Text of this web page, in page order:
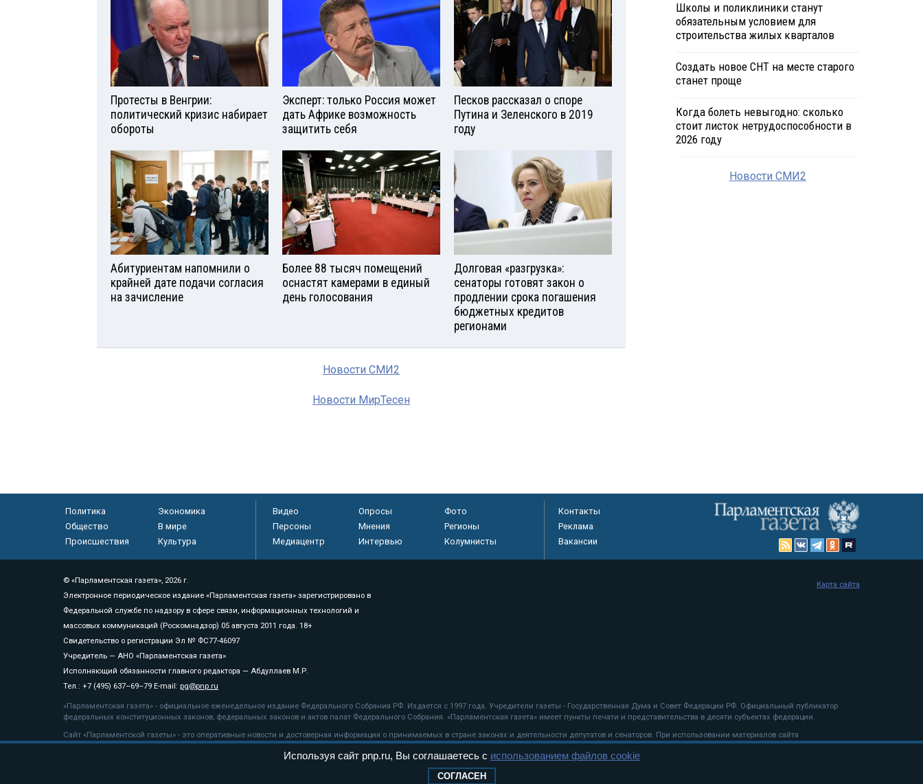
Протесты в Венгрии:
политический кризис набирает
обороты
Эксперт: только Россия может
дать Африке возможность
защитить себя
Песков рассказал о споре
Путина и Зеленского в 2019
году
Абитуриентам напомнили о
крайней дате подачи согласия
на зачисление
Более 88 тысяч помещений
оснастят камерами в единый
день голосования
Долговая «разгрузка»:
сенаторы готовят закон о
продлении срока погашения
бюджетных кредитов
регионами
Новости СМИ2
Новости МирТесен
Школы и поликлиники станут
обязательным условием для
строительства жилых кварталов
Создать новое СНТ на месте старого
станет проще
Когда болеть невыгодно: сколько
стоит листок нетрудоспособности в
2026 году
Новости СМИ2
Политика
Экономика
Общество
В мире
Происшествия
Культура
Видео Опросы
Фото
Персоны
Мнения
Регионы
Медиацентр
Интервью Колумнисты
Контакты
Реклама
Вакансии
© «Парламентская газета», 2026 г.
Электронное периодическое издание «Парламентская газета» зарегистрировано в
Федеральной службе по надзору в сфере связи, информационных технологий и
массовых коммуникаций (Роскомнадзор) 05 августа 2011 года. 18+
Свидетельство о регистрации Эл № ФС77-46097
Учредитель — АНО «Парламентская газета»
Исполняющий обязанности главного редактора — Абдуллаев М.Р.
Тел.: +7 (495) 637–69–79 E-mail: pg@pnp.ru
«Парламентская газета» - официальное еженедельное издание Федерального Собрания РФ. Издается с 1997 года. Учредители газеты - Государственная Дума и Совет Федерации РФ. Официальный публикатор
федеральных конституционных законов, федеральных законов и актов палат Федерального Собрания. «Парламентская газета» имеет пункты печати и представительства в десяти субъектах федерации.
Сайт «Парламентской газеты» - это оперативные новости и достоверная информация о принимаемых в стране законах и деятельности депутатов и сенаторов. При использовании материалов сайта
«Парламентской газеты» активная ссылка на pnp.ru обязательна.
рекомендательные технологии
Карта сайта
Используя сайт pnp.ru, Вы соглашаетесь с использованием файлов cookie
СОГЛАСЕН